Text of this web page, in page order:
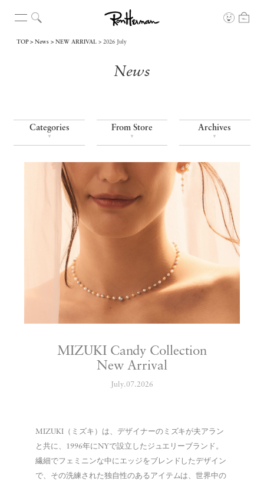
TOP News NEW ARRIVAL 2026 July
News
Categories
▼
From Store
▼
Archives
▼
MIZUKI Candy Collection
New Arrival
July.07.2026
MIZUKI（ミズキ）は、デザイナーのミズキが夫アラン
と共に、1996年にNYで設立したジュエリーブランド。
繊細でフェミニンな中にエッジをブレンドしたデザイン
で、その洗練された独自性のあるアイテムは、世界中の